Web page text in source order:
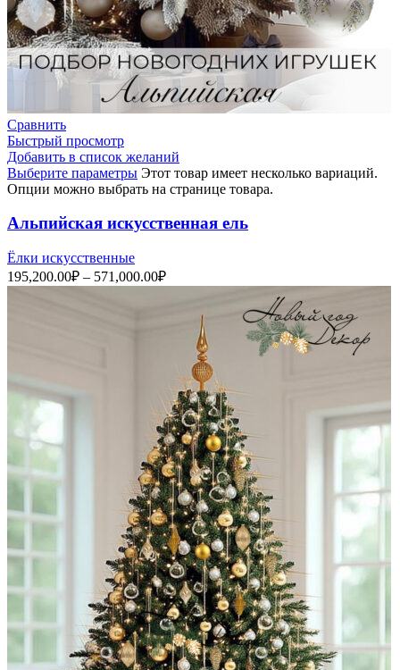
Сравнить
Быстрый просмотр
Добавить в список желаний
Выберите параметры Этот товар имеет несколько вариаций.
Опции можно выбрать на странице товара.
Альпийская искусственная ель
Ёлки искусственные
195,200.00₽ – 571,000.00₽